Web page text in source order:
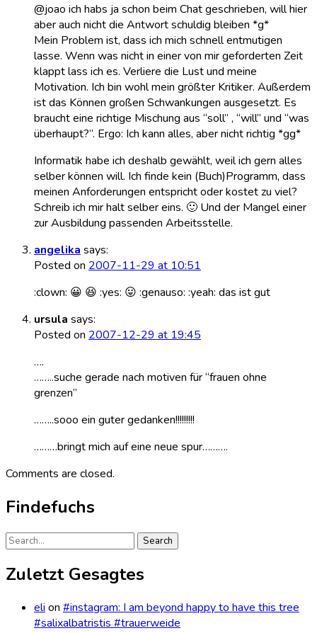
@joao ich habs ja schon beim Chat geschrieben, will hier
aber auch nicht die Antwort schuldig bleiben *g*
Mein Problem ist, dass ich mich schnell entmutigen
lasse. Wenn was nicht in einer von mir geforderten Zeit
klappt lass ich es. Verliere die Lust und meine
Motivation. Ich bin wohl mein größter Kritiker. Außerdem
ist das Können großen Schwankungen ausgesetzt. Es
braucht eine richtige Mischung aus “soll” , “will” und “was
überhaupt?”. Ergo: Ich kann alles, aber nicht richtig *gg*
Informatik habe ich deshalb gewählt, weil ich gern alles
selber können will. Ich finde kein (Buch)Programm, dass
meinen Anforderungen entspricht oder kostet zu viel?
Schreib ich mir halt selber eins. 🙂 Und der Mangel einer
zur Ausbildung passenden Arbeitsstelle.
angelika says:
Posted on 2007-11-29 at 10:51
:clown: 😀 😆 :yes: 😛 :genauso: :yeah: das ist gut
ursula says:
Posted on 2007-12-29 at 19:45
….
……..suche gerade nach motiven für “frauen ohne
grenzen”
……..sooo ein guter gedanken!!!!!!!!!
………bringt mich auf eine neue spur……….
Comments are closed.
Findefuchs
Search
for:
Zuletzt Gesagtes
eli on #instagram: I am beyond happy to have this tree
#salixalbatristis #trauerweide